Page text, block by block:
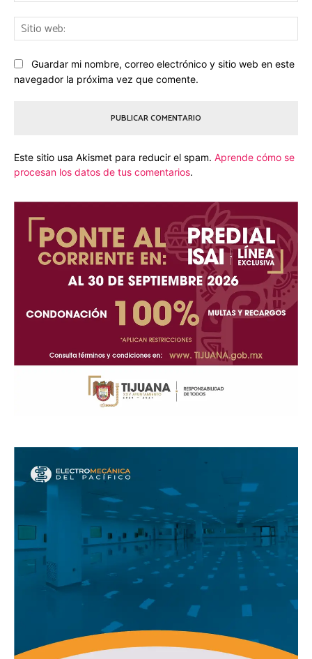
Guardar mi nombre, correo electrónico y sitio web en este
navegador la próxima vez que comente.
Este sitio usa Akismet para reducir el spam. Aprende cómo se
procesan los datos de tus comentarios.